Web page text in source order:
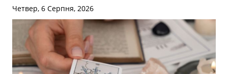
Четвер, 6 Серпня, 2026